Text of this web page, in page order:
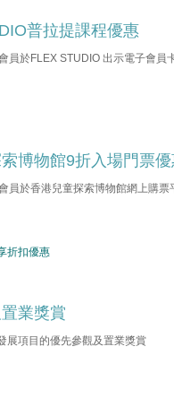
普拉提課程優惠
員於FLEX STUDIO 出示電子會員
博物館9折入場門票
員於香港兒童探索博物館網上購票
折扣優惠
業獎賞
展項目的優先參觀及置業獎賞